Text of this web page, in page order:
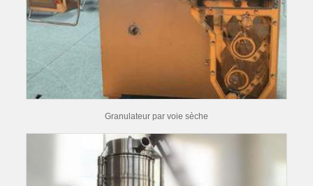
Granulateur par voie sèche